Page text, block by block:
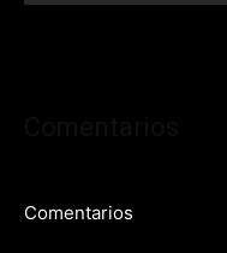
Comentarios